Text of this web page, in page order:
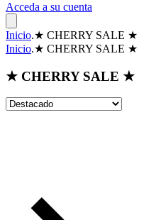
Acceda a su cuenta
Inicio.★ CHERRY SALE ★
Inicio.★ CHERRY SALE ★
★ CHERRY SALE ★